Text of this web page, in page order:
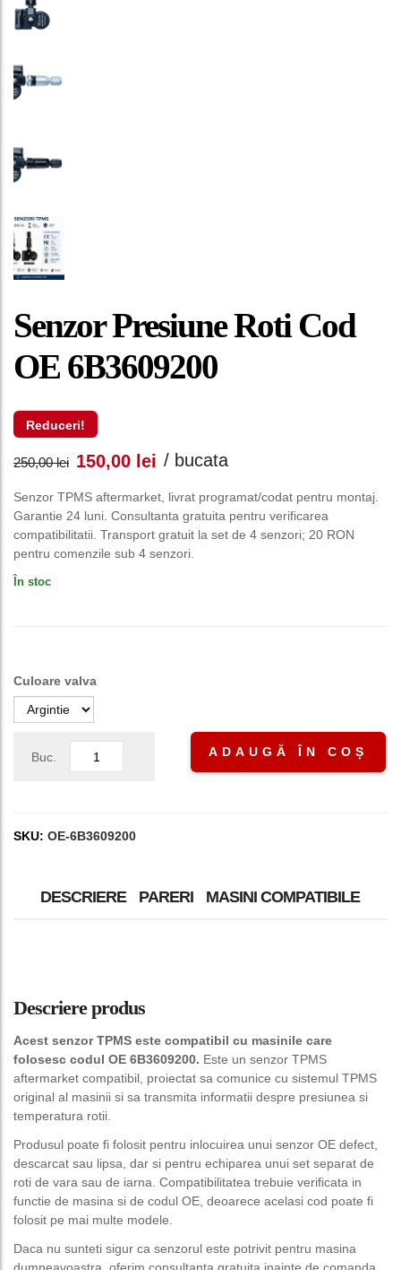
Senzor Presiune Roti Cod
OE 6B3609200
Reduceri!
250,00lei Prețul
inițial
a
150,00 lei Prețul
curent
este:
/ bucata
Senzor TPMS aftermarket, livrat programat/codat pentru montaj.
Garantie 24 luni. Consultanta gratuita pentru verificarea
compatibilitatii. Transport gratuit la set de 4 senzori; 20 RON
pentru comenzile sub 4 senzori.
În stoc
Culoare valva
Buc. ADAUGĂ ÎN COȘ
SKU: OE-6B3609200
DESCRIERE PARERI MASINI COMPATIBILE
Descriere produs
Acest senzor TPMS este compatibil cu masinile care
folosesc codul OE 6B3609200. Este un senzor TPMS
aftermarket compatibil, proiectat sa comunice cu sistemul TPMS
original al masinii si sa transmita informatii despre presiunea si
temperatura rotii.
Produsul poate fi folosit pentru inlocuirea unui senzor OE defect,
descarcat sau lipsa, dar si pentru echiparea unui set separat de
roti de vara sau de iarna. Compatibilitatea trebuie verificata in
functie de masina si de codul OE, deoarece acelasi cod poate fi
folosit pe mai multe modele.
Daca nu sunteti sigur ca senzorul este potrivit pentru masina